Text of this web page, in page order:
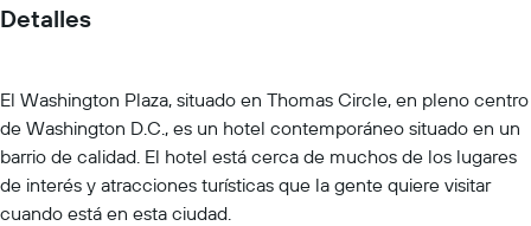
Detalles
El Washington Plaza, situado en Thomas Circle, en pleno centro
de Washington D.C., es un hotel contemporáneo situado en un
barrio de calidad. El hotel está cerca de muchos de los lugares
de interés y atracciones turísticas que la gente quiere visitar
cuando está en esta ciudad.